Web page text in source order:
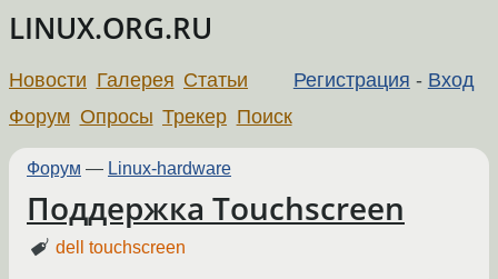
LINUX.ORG.RU
Регистрация - Вход
Новости Галерея Статьи
Форум Опросы Трекер Поиск
Форум — Linux-hardware
Поддержка Touchscreen
dell touchscreen